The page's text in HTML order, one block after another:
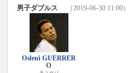
男子ダブルス （2019-06-30 11:00）
Osleni GUERRER
O